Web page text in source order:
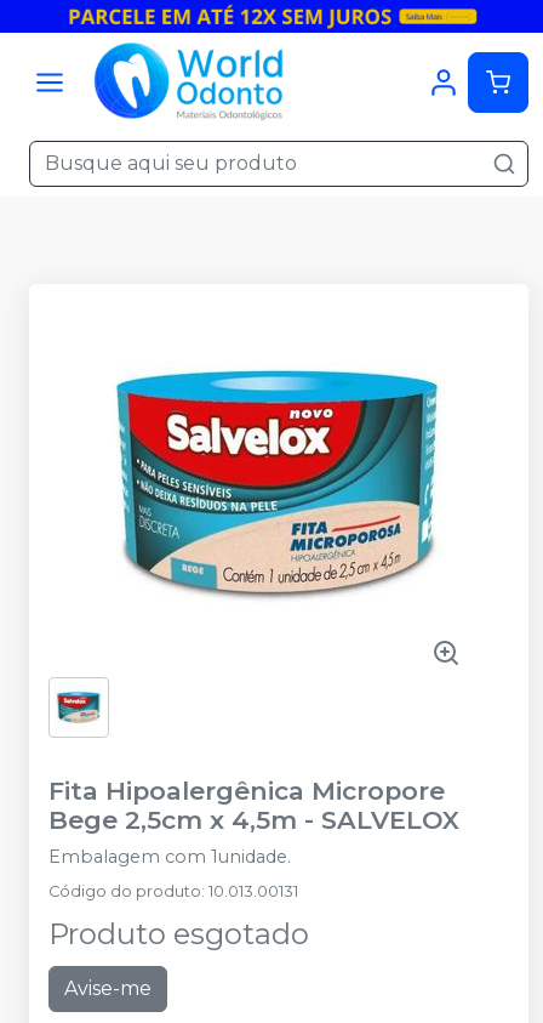
Fita Hipoalergênica Micropore
Bege 2,5cm x 4,5m - SALVELOX
Embalagem com 1unidade.
Código do produto: 10.013.00131
Produto esgotado
Avise-me